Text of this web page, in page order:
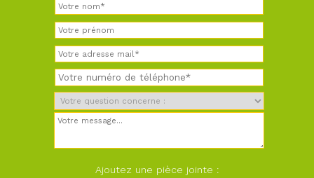
Ajoutez une pièce jointe :